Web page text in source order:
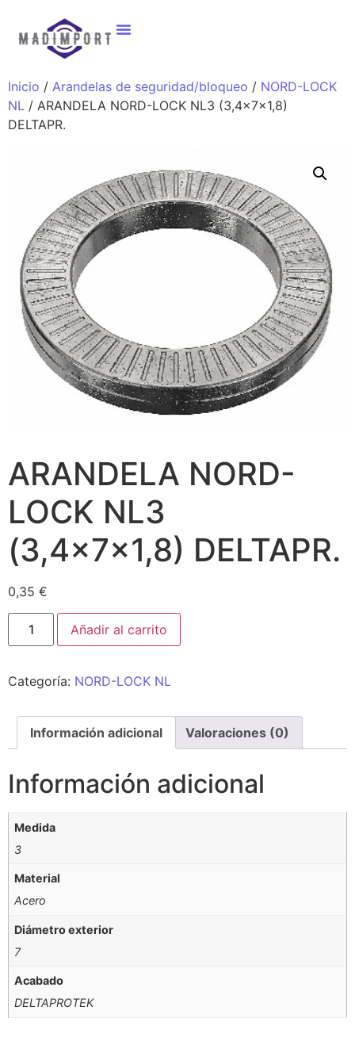
Inicio / Arandelas de seguridad/bloqueo / NORD-LOCK
NL / ARANDELA NORD-LOCK NL3 (3,4x7x1,8)
DELTAPR.
ARANDELA NORD-
LOCK NL3
(3,4x7x1,8) DELTAPR.
0,35 €
Añadir al carrito
Categoría: NORD-LOCK NL
Información adicional Valoraciones (0)
Información adicional
Medida
3
Material
Acero
Diámetro exterior
7
Acabado
DELTAPROTEK